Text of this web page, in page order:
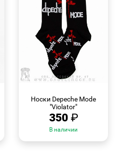
Носки Depeche Mode
"Violator"
350 ₽
В наличии